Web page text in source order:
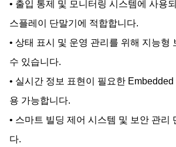
• 출입 통제 및 모니터링 시스템에 사용
스플레이 단말기에 적합합니다.
• 상태 표시 및 운영 관리를 위해 지능형
수 있습니다.
• 실시간 정보 표현이 필요한
용 가능합니다.
• 스마트 빌딩 제어 시스템 및 보안 관리
다.